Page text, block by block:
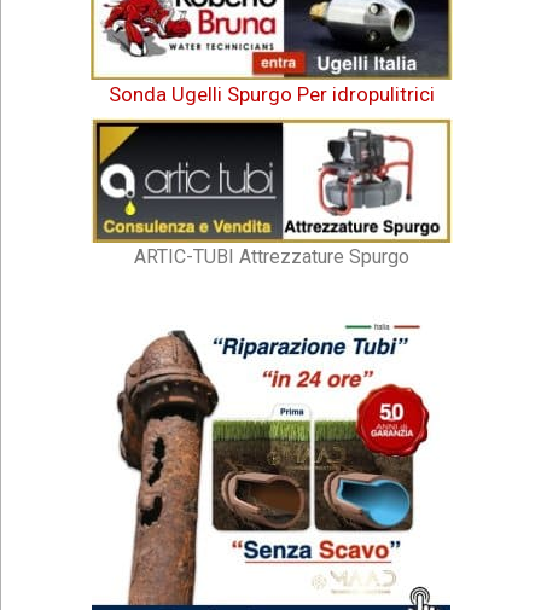
Sonda Ugelli Spurgo Per idropulitrici
ARTIC-TUBI Attrezzature Spurgo